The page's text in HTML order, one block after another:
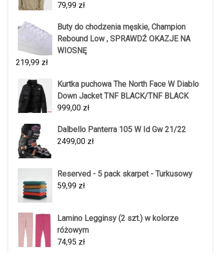
79,99 zł
Buty do chodzenia męskie, Champion
Rebound Low , SPRAWDŹ OKAZJE NA
WIOSNĘ
219,99 zł
Kurtka puchowa The North Face W Diablo
Down Jacket TNF BLACK/TNF BLACK
999,00 zł
Dalbello Panterra 105 W Id Gw 21/22
2499,00 zł
Reserved - 5 pack skarpet - Turkusowy
59,99 zł
Lamino Legginsy (2 szt.) w kolorze
różowym
74,95 zł